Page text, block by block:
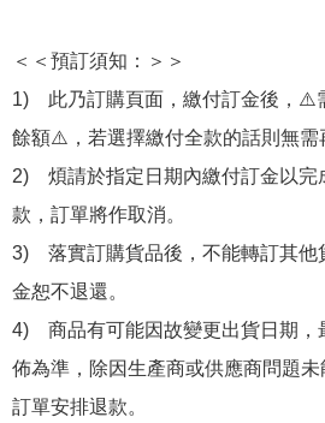
＜＜預訂須知：＞＞
1)　此乃訂購頁面，繳付訂金後，⚠️
餘額⚠️，若選擇繳付全款的話則無需
2)　煩請於指定日期內繳付訂金以
款，訂單將作取消。
3)　落實訂購貨品後，不能轉訂其
金恕不退還。
4)　商品有可能因故變更出貨日期
佈為準，除因生產商或供應商問題
訂單安排退款。